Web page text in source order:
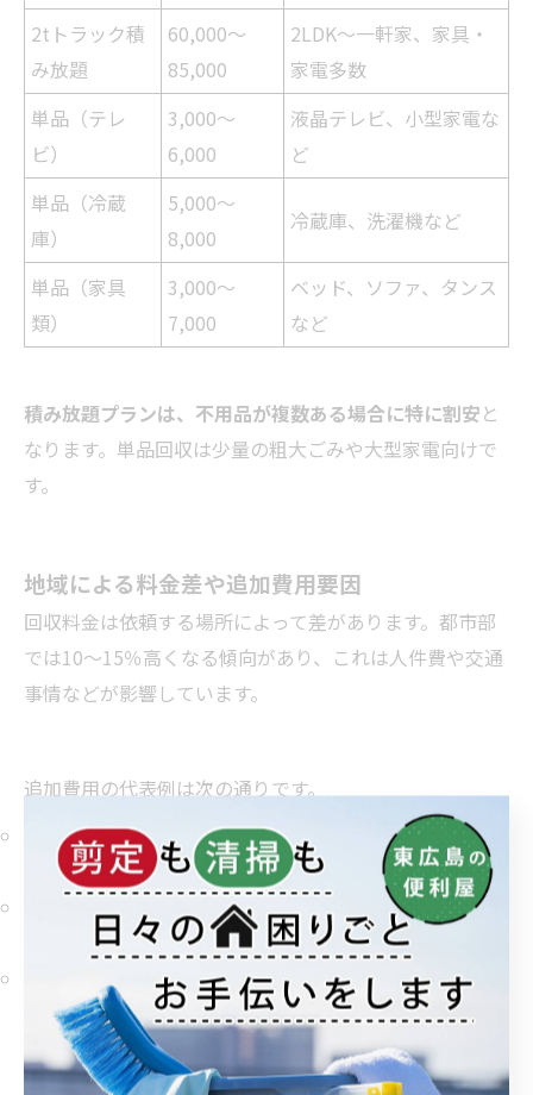
2tトラック積
み放題
60,000～
85,000
2LDK～一軒家、家具・
家電多数
単品（テレ
ビ）
3,000～
6,000
液晶テレビ、小型家電な
ど
単品（冷蔵
庫）
5,000～
8,000
冷蔵庫、洗濯機など
単品（家具
類）
3,000～
7,000
ベッド、ソファ、タンス
など
積み放題プランは、不用品が複数ある場合に特に割安と
なります。単品回収は少量の粗大ごみや大型家電向けで
す。
地域による料金差や追加費用要因
回収料金は依頼する場所によって差があります。都市部
では10～15％高くなる傾向があり、これは人件費や交通
事情などが影響しています。
追加費用の代表例は次の通りです。
階段料金：2階以上でエレベーターなしの場合、1階ごと
に1,000～2,000円追加
運搬距離加算
：駐車場から玄関までが遠い場合、500～
2,000円程度プラス
深夜・早朝割増：20時以降や6時前の作業は10～20％増
地域ごとの参考料金例です。